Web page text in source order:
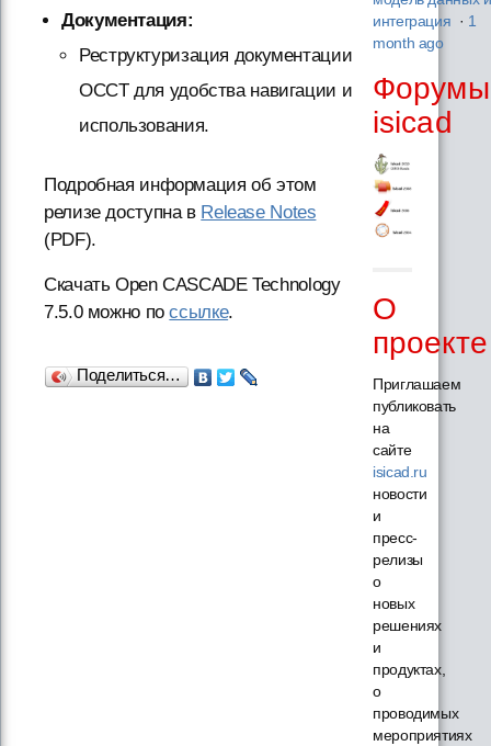
Документация:
Реструктуризация документации
OCCT для удобства навигации и
использования.
Подробная информация об этом
релизе доступна в Release Notes
(PDF).
Скачать Open CASCADE Technology
7.5.0 можно поссылке.
Поделиться…
интеграция · 1
month ago
Форумы
isicad
О
проекте
Приглашаем
публиковать
на
сайте
isicad.ru
новости
и
пресс-
релизы
о
новых
решениях
и
продуктах,
о
проводимых
мероприятиях